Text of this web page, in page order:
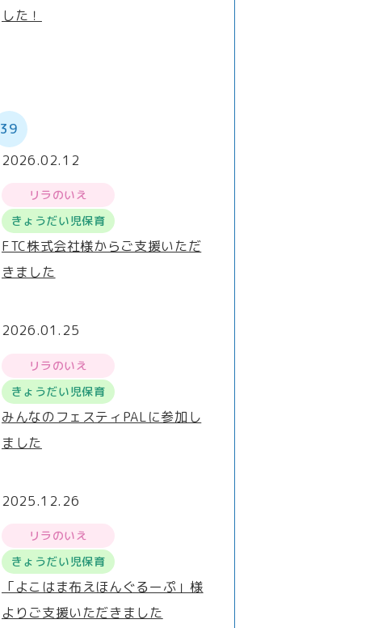
した！
39
2026.02.12
リラのいえ
きょうだい児保育
FTC株式会社様からご支援いただ
きました
2026.01.25
リラのいえ
きょうだい児保育
みんなのフェスティPALに参加し
ました
2025.12.26
リラのいえ
きょうだい児保育
「よこはま布えほんぐるーぷ」様
よりご支援いただきました